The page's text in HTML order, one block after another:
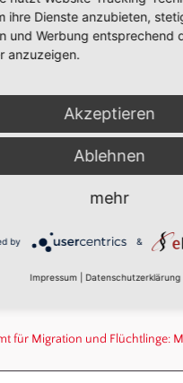
Sie sind unter 27 Jahre
> Der
hilft Ihnen weiter.
In Deutschland
Programme und
Migranten zu
finden Sie daher auch
des Bundesamtes (hier
für Migration und Flüchtlinge:
ihre Dienste anzubieten,
und Werbung entsprechend
anzuzeigen.
Akzeptieren
Ablehnen
mehr
by &
Impressum Datenschutzerklärung